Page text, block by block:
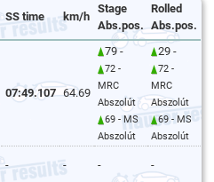
SS time km/h
Stage
Abs.pos.
Rolled
Abs.pos.
07:49.107 64.69
79 -
72 -
MRC
Abszolút
69 - MS
Abszolút
29 -
72 -
MRC
Abszolút
69 - MS
Abszolút
- - - -